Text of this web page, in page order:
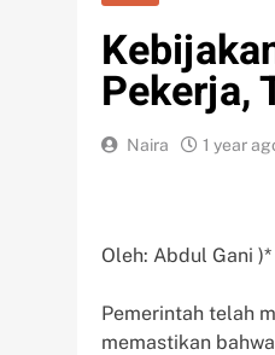
Pekerja,
Naira 1 year
Oleh: Abdul Gani )*
Pemerintah telah
memastikan